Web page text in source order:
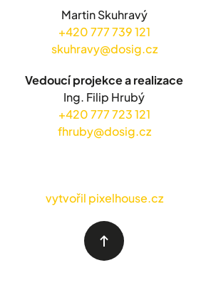
Martin Skuhravý
+420 777 739 121
skuhravy@dosig.cz
Vedoucí projekce a realizace
Ing. Filip Hrubý
+420 777 723 121
fhruby@dosig.cz
vytvořil pixelhouse.cz